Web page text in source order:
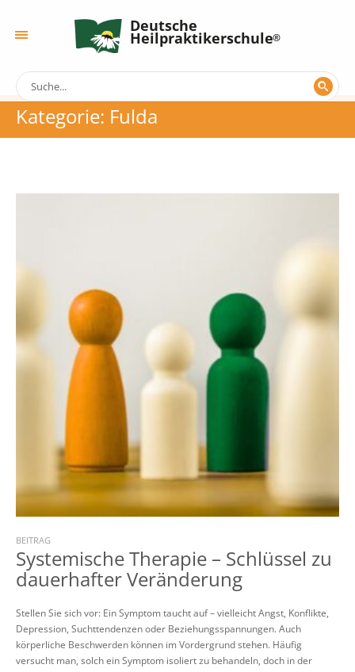
Deutsche
Heilpraktikerschule
Kategorie: Fulda
BEITRAG
Systemische Therapie – Schlüssel zu
dauerhafter Veränderung
Stellen Sie sich vor: Ein Symptom taucht auf – vielleicht Angst, Konflikte,
Depression, Suchttendenzen oder Beziehungsspannungen. Auch
körperliche Beschwerden können im Vordergrund stehen. Häufig
versucht man, solch ein Symptom isoliert zu behandeln, doch in der